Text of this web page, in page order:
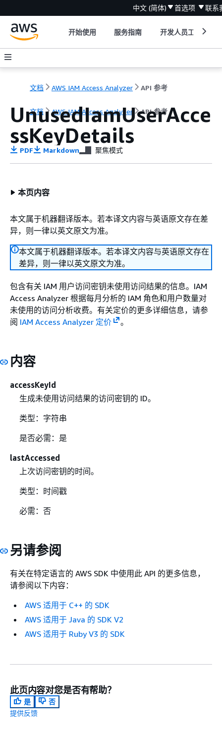
中文 (简体) 首选项 联系
开始使用 服务指南 开发人员工具
文档 AWS IAM Access Analyzer API 参考
文档 AWS IAM Access Analyzer API 参考
UnusedIamUserAcce
ssKeyDetails
PDF Markdown 聚焦模式
本页内容
本文属于机器翻译版本。若本译文内容与英语原文存在差
异，则一律以英文原文为准。
本文属于机器翻译版本。若本译文内容与英语原文存在
差异，则一律以英文原文为准。
包含有关 IAM 用户访问密钥未使用访问结果的信息。IAM
Access Analyzer 根据每月分析的 IAM 角色和用户数量对
未使用的访问分析收费。有关定价的更多详细信息，请参
阅 IAM Access Analyzer 定价 。
内容
accessKeyId
生成未使用访问结果的访问密钥的 ID。
类型：字符串
是否必需：是
lastAccessed
上次访问密钥的时间。
类型：时间戳
必需：否
另请参阅
有关在特定语言的 AWS SDK 中使用此 API 的更多信息，
请参阅以下内容：
AWS 适用于 C++ 的 SDK
AWS 适用于 Java 的 SDK V2
AWS 适用于 Ruby V3 的 SDK
此页内容对您是否有帮助？
是
否
提供反馈